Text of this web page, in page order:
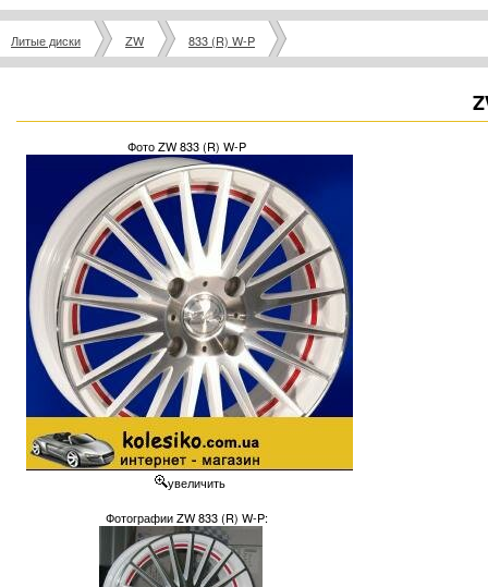
Литые диски ZW 833 (R) W-P
Фото ZW 833 (R) W-P
увеличить
Фотографии ZW 833 (R) W-P: